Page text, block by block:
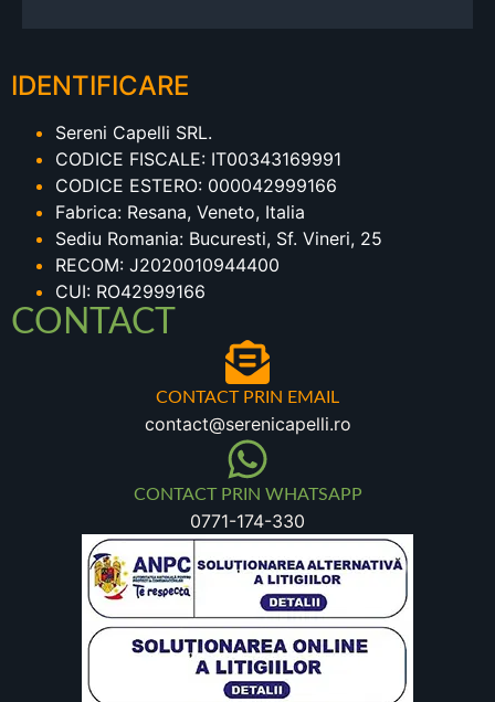
IDENTIFICARE
Sereni Capelli SRL.
CODICE FISCALE: IT00343169991
CODICE ESTERO: 000042999166
Fabrica: Resana, Veneto, Italia
Sediu Romania: Bucuresti, Sf. Vineri, 25
RECOM: J2020010944400
CUI: RO42999166
CONTACT
CONTACT PRIN EMAIL
contact@serenicapelli.ro
CONTACT PRIN WHATSAPP
0771-174-330